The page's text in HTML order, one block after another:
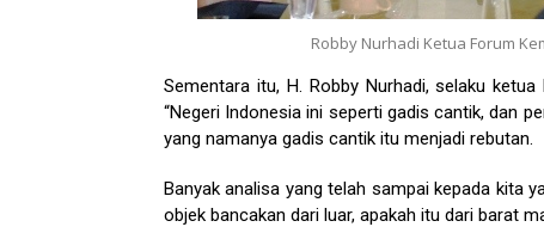
Robby Nurhadi Ketua Forum
Sementara itu, H. Robby Nurhadi, selaku
“Negeri Indonesia ini seperti gadis cantik, dan
yang namanya gadis cantik itu menjadi rebutan.
Banyak analisa yang telah sampai kepada kita
objek bancakan dari luar, apakah itu dari barat